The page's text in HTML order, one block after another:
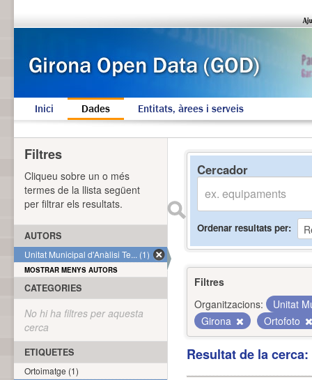
Inici Dades Entitats, àrees i serveis
Cercador
Ordenar resultats per
Filtres
Organitzacions:
Unitat
Girona
Ortofoto
Resultat de la
Filtres
Cliqueu sobre un o més
termes de la llista següent
per filtrar els resultats.
AUTORS
Unitat Municipal d'Anàlisi Te... (1)
MOSTRAR MENYS AUTORS
CATEGORIES
No hi ha filtres per aquesta
cerca
ETIQUETES
Ortoimatge (1)